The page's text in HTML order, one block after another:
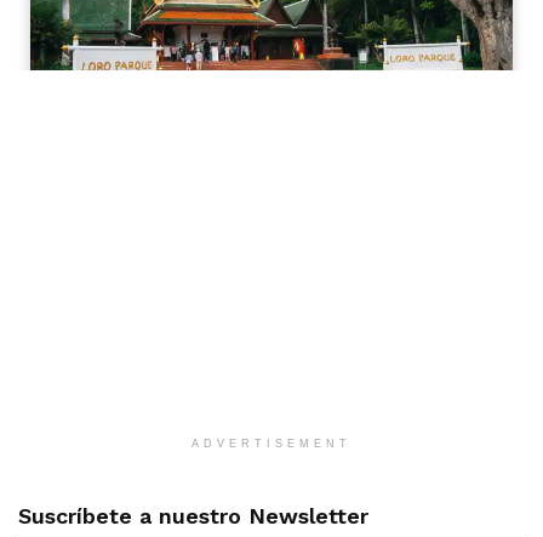
ADVERTISEMENT
Suscríbete a nuestro Newsletter